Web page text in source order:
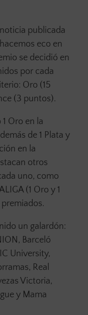
publicada
eco en
se decidió en
por cada
Oro (15
(3 puntos).
Oro en la
de 1 Plata y
en la
otros
uno, como
(1 Oro y 1
un galardón:
Barceló
University,
Real
Victoria,
y Mama